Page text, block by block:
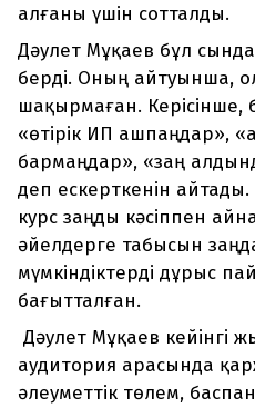
алғаны үшін сотталды.
Дәулет Мұқаев бұл
берді. Оның айтуынша,
шақырмаған. Керісінше,
«өтірік ИП ашпаңдар»,
бармаңдар», «заң
деп ескерткенін
курс заңды кәсіппен
әйелдерге табысын
мүмкіндіктерді дұрыс
бағытталған.
Дәулет Мұқаев кейінгі
аудитория арасында
әлеуметтік төлем,